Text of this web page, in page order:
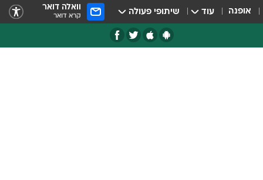
אופנה עוד שיתופי פעולה וואלה דואר
קרא דואר